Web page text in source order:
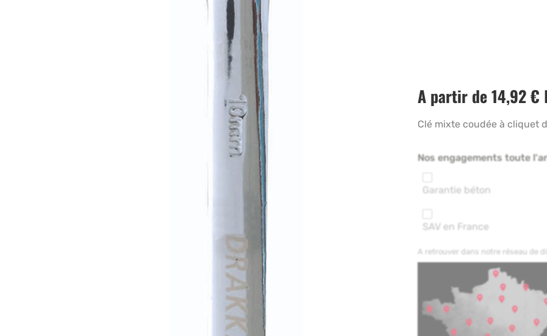
A partir de14,92€
Clé mixte coudée à cliquet
Nos engagements toute
Garantie béton
SAV en France
A retrouver dans notre réseau de